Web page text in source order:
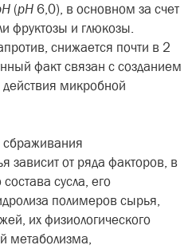
(pH6,0), в основном за счет
фруктозы и глюкозы.
снижается почти в 2
факт связан с созданием
микробной
сбраживания
зависит от ряда факторов, в
сусла, его
полимеров сырья,
их физиологического
метаболизма,